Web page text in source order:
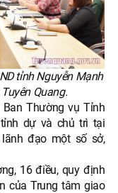
tỉnh Nguyễn Mạnh
Quang.
Thường vụ Tỉnh
dự và chủ trì tại
đạo một số sở,
16 điều, quy định
của Trung tâm giao